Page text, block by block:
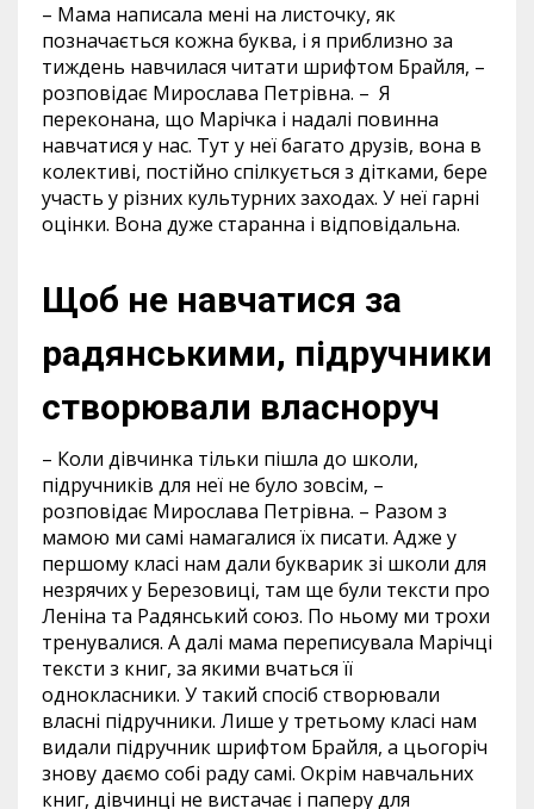
– Мама написала мені на листочку, як
позначається кожна буква, і я приблизно за
тиждень навчилася читати шрифтом Брайля, –
розповідає Мирослава Петрівна. – Я
переконана, що Марічка і надалі повинна
навчатися у нас. Тут у неї багато друзів, вона в
колективі, постійно спілкується з дітками, бере
участь у різних культурних заходах. У неї гарні
оцінки. Вона дуже старанна і відповідальна.
Щоб не навчатися за
радянськими, підручники
створювали власноруч
– Коли дівчинка тільки пішла до школи,
підручників для неї не було зовсім, –
розповідає Мирослава Петрівна. – Разом з
мамою ми самі намагалися їх писати. Адже у
першому класі нам дали букварик зі школи для
незрячих у Березовиці, там ще були тексти про
Леніна та Радянський союз. По ньому ми трохи
тренувалися. А далі мама переписувала Марічці
тексти з книг, за якими вчаться її
однокласники. У такий спосіб створювали
власні підручники. Лише у третьому класі нам
видали підручник шрифтом Брайля, а цьогоріч
знову даємо собі раду самі. Окрім навчальних
книг, дівчинці не вистачає і паперу для